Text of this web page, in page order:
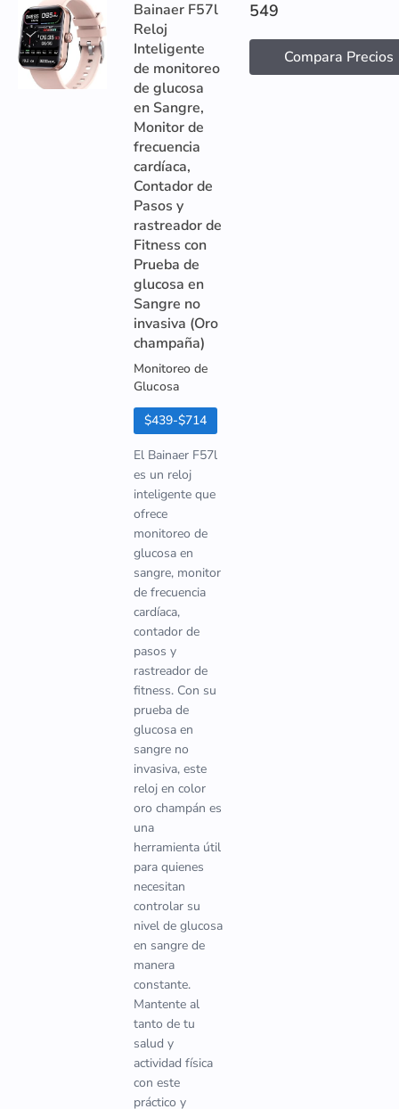
Bainaer F57l
Reloj
Inteligente
de monitoreo
de glucosa
en Sangre,
Monitor de
frecuencia
cardíaca,
Contador de
Pasos y
rastreador de
Fitness con
Prueba de
glucosa en
Sangre no
invasiva (Oro
champaña)
Monitoreo de
Glucosa
$439-$714
El Bainaer F57l
es un reloj
inteligente que
ofrece
monitoreo de
glucosa en
sangre, monitor
de frecuencia
cardíaca,
contador de
pasos y
rastreador de
fitness. Con su
prueba de
glucosa en
sangre no
invasiva, este
reloj en color
oro champán es
una
herramienta útil
para quienes
necesitan
controlar su
nivel de glucosa
en sangre de
manera
constante.
Mantente al
tanto de tu
salud y
actividad física
con este
práctico y
549
Compara Precios